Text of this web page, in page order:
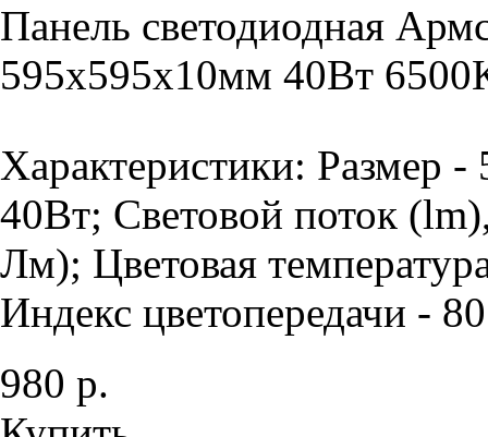
Панель светодиодная
595х595х10мм 40Вт
Характеристики: Размер
40Вт; Световой поток
Лм); Цветовая
Индекс цветопередачи -
980 р.